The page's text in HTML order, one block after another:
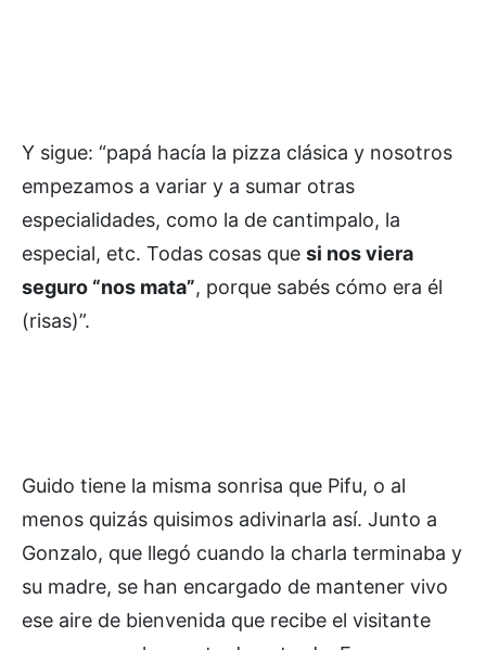
Y sigue: “papá hacía la pizza clásica y nosotros
empezamos a variar y a sumar otras
especialidades, como la de cantimpalo, la
especial, etc. Todas cosas que si nos viera
seguro “nos mata”, porque sabés cómo era él
(risas)”.
Guido tiene la misma sonrisa que Pifu, o al
menos quizás quisimos adivinarla así. Junto a
Gonzalo, que llegó cuando la charla terminaba y
su madre, se han encargado de mantener vivo
ese aire de bienvenida que recibe el visitante